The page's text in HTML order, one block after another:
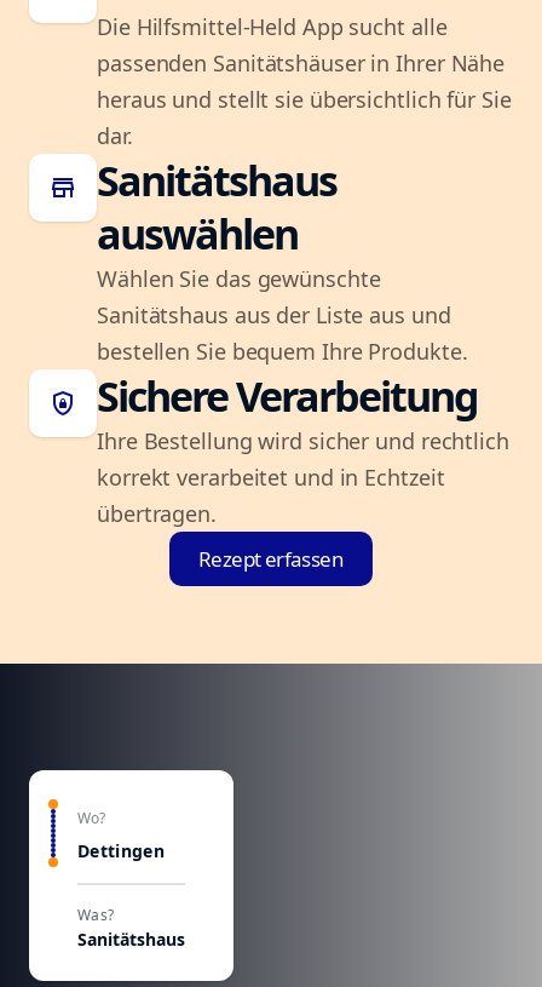
Die Hilfsmittel-Held App sucht alle
passenden Sanitätshäuser in Ihrer Nähe
heraus und stellt sie übersichtlich für Sie
dar.
store
Sanitätshaus
auswählen
Wählen Sie das gewünschte
Sanitätshaus aus der Liste aus und
bestellen Sie bequem Ihre Produkte.
shield_lock Sichere Verarbeitung
Ihre Bestellung wird sicher und rechtlich
korrekt verarbeitet und in Echtzeit
übertragen.
Rezept erfassen
Wo?
Dettingen
Was?
Sanitätshaus